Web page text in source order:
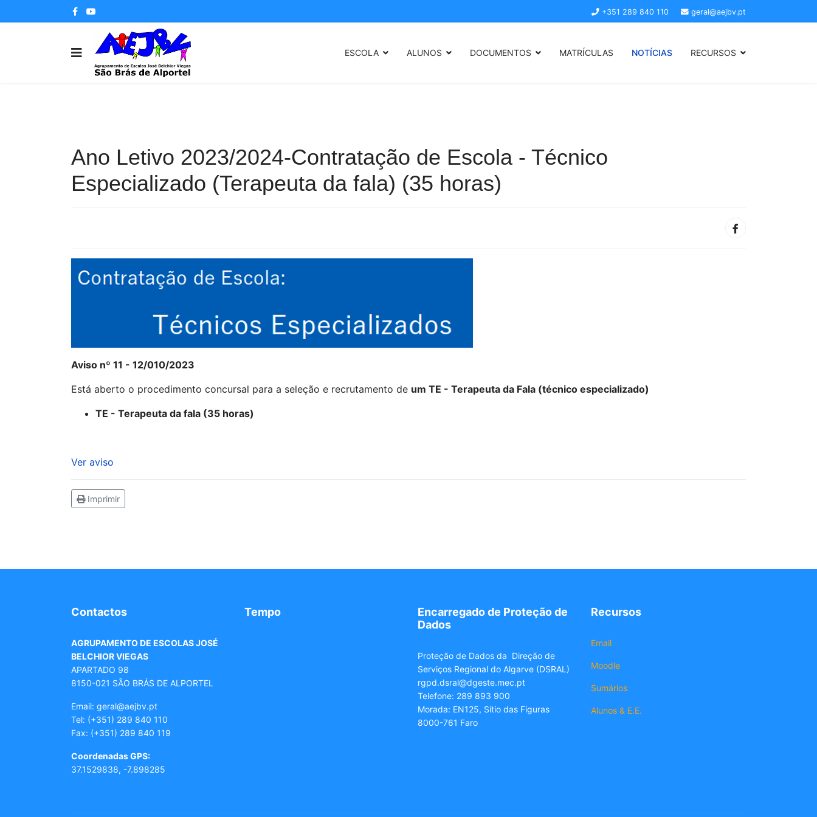
+351 289 840 110 geral@aejbv.pt
ESCOLA ALUNOS DOCUMENTOS MATRÍCULAS NOTÍCIAS RECURSOS
Ano Letivo 2023/2024-Contratação de Escola - Técnico
Especializado (Terapeuta da fala) (35 horas)
Aviso nº 11 - 12/010/2023
Está aberto o procedimento concursal para a seleção e recrutamento de um TE - Terapeuta da Fala (técnico especializado)
TE - Terapeuta da fala (35 horas)
Ver aviso
Imprimir
Contactos
AGRUPAMENTO DE ESCOLAS JOSÉ
BELCHIOR VIEGAS
APARTADO 98
8150-021 SÃO BRÁS DE ALPORTEL
Email: geral@aejbv.pt
Tel: (+351) 289 840 110
Fax: (+351) 289 840 119
Coordenadas GPS:
37.1529838, -7.898285
Tempo
Encarregado de Proteção de
Dados
Proteção de Dados da Direção de
Serviços Regional do Algarve (DSRAL)
rgpd.dsral@dgeste.mec.pt
Telefone: 289 893 900
Morada: EN125, Sítio das Figuras
8000-761 Faro
Recursos
Email
Moodle
Sumários
Alunos & E.E.